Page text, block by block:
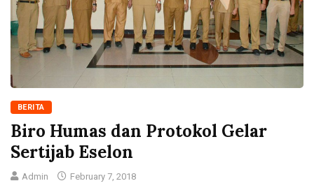
BERITA
Biro Humas dan Protokol Gelar
Sertijab Eselon
Admin February 7, 2018